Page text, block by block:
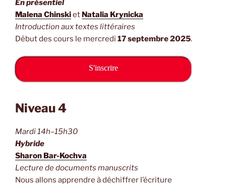
En présentiel
Malena Chinskiet Natalia Krynicka
Introduction aux textes littéraires
Début des cours le mercredi 17 septembre 2025.
S'inscrire
Niveau 4
Mardi 14h–15h30
Hybride
Sharon Bar-Kochva
Lecture de documents manuscrits
Nous allons apprendre à déchiffrer l’écriture